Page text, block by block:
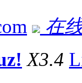
在
X3.4